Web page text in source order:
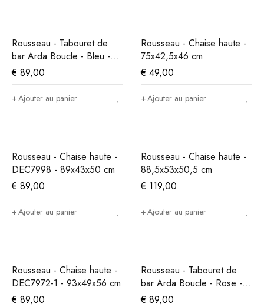
Rousseau - Tabouret de
bar Arda Boucle - Bleu -
86x49x46 cm
€ 89,00
Ajouter au panier
Rousseau - Chaise haute -
75x42,5x46 cm
€ 49,00
Ajouter au panier
Rousseau - Chaise haute -
DEC7998 - 89x43x50 cm
€ 89,00
Ajouter au panier
Rousseau - Chaise haute -
88,5x53x50,5 cm
€ 119,00
Ajouter au panier
Rousseau - Chaise haute -
DEC7972-1 - 93x49x56 cm
€ 89,00
Rousseau - Tabouret de
bar Arda Boucle - Rose -
86x49x46 cm
€ 89,00